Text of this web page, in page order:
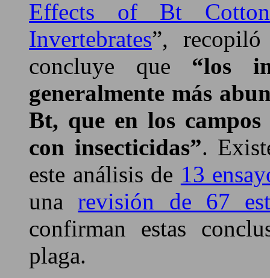
Effects of Bt
Invertebrates”,
concluye que “los
generalmente más
Bt, que en los
con insecticidas”.
este análisis de 13
unarevisión de 67
confirman estas
plaga.